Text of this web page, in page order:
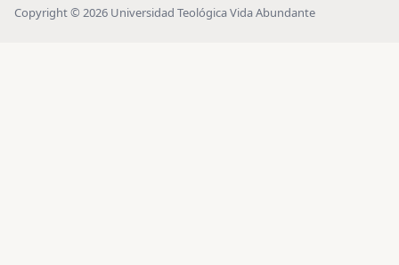
Copyright © 2026 Universidad Teológica Vida Abundante